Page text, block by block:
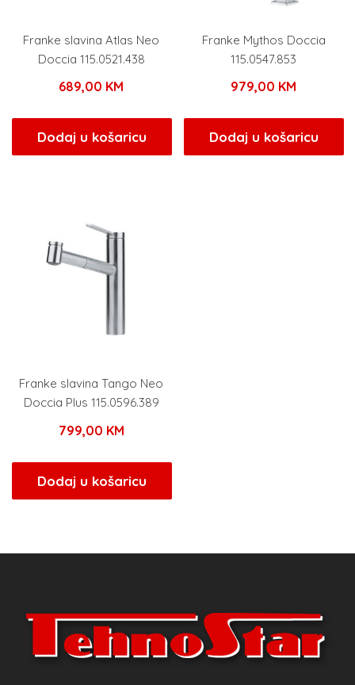
Franke slavina Atlas Neo
Doccia 115.0521.438
689,00 KM
Dodaj u košaricu
Franke Mythos Doccia
115.0547.853
979,00 KM
Dodaj u košaricu
Franke slavina Tango Neo
Doccia Plus 115.0596.389
799,00 KM
Dodaj u košaricu